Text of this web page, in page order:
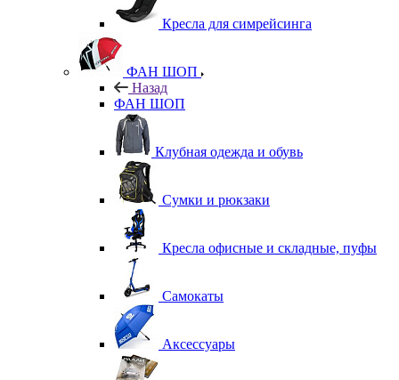
Кресла для симрейсинга
ФАН ШОП
Назад
ФАН ШОП
Клубная одежда и обувь
Сумки и рюкзаки
Кресла офисные и складные, пуфы
Самокаты
Аксессуары